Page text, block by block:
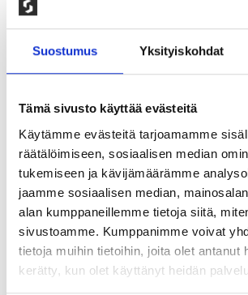
Suostumus Yksityiskohdat
Tämä sivusto käyttää evästeitä
Käytämme evästeitä tarjoamamme
räätälöimiseen, sosiaalisen median
tukemiseen ja kävijämäärämme
jaamme sosiaalisen median,
alan kumppaneillemme tietoja siitä,
sivustoamme. Kumppanimme voivat
tietoja muihin tietoihin, joita olet antanut
kerätty, kun olet käyttänyt heidän
6-PAKKAUS LASTEN
MIX
100,00kr
Sievät lasten sukat ohuesta
kampapuuvilla, 27% polyamidi, 3%